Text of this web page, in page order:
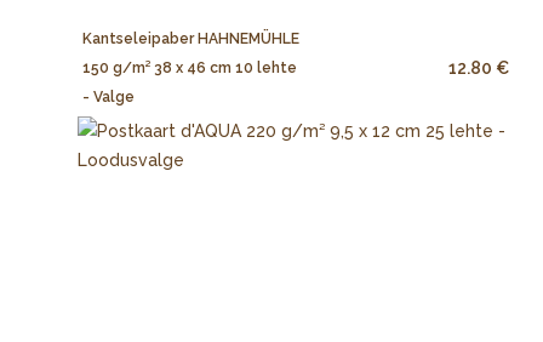
Kantseleipaber HAHNEMÜHLE
150 g/m² 38 x 46 cm 10 lehte
- Valge
12.80 €